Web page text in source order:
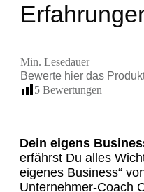
Min. Lesedauer
Bewerte hier das
5 Bewertungen
Dein eigens
erfährst Du alles
eigenes Business“
Unternehmer-Coach